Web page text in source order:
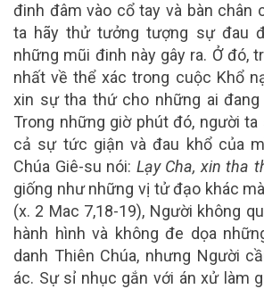
đinh đâm vào cổ tay và bàn chân
ta hãy thử tưởng tượng sự đau
những mũi đinh này gây ra. Ở đó,
nhất về thể xác trong cuộc Khổ
xin sự tha thứ cho những ai đang
Trong những giờ phút đó, người
cả sự tức giận và đau khổ của
Chúa Giê-su nói: Lạy Cha, xin tha
giống như những vị tử đạo khác
(x. 2 Mac 7,18-19), Người không
hành hình và không đe dọa
danh Thiên Chúa, nhưng Người
ác. Sự sỉ nhục gắn với án xử làm